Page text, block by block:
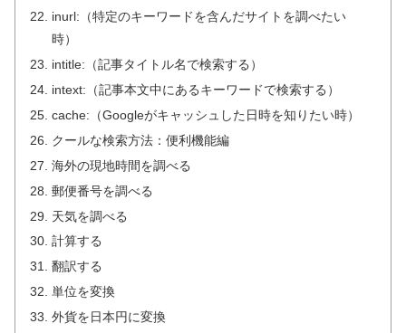
inurl:（特定のキーワードを含んだサイトを調べたい
時）
intitle:（記事タイトル名で検索する）
intext:（記事本文中にあるキーワードで検索する）
cache:（Googleがキャッシュした日時を知りたい時）
クールな検索方法：便利機能編
海外の現地時間を調べる
郵便番号を調べる
天気を調べる
計算する
翻訳する
単位を変換
外貨を日本円に変換